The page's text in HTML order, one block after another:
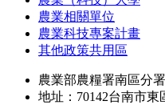
農業相關單位
農業科技專案計畫
其他政策共用區
農業部農糧署南區分
地址：70142台南市東